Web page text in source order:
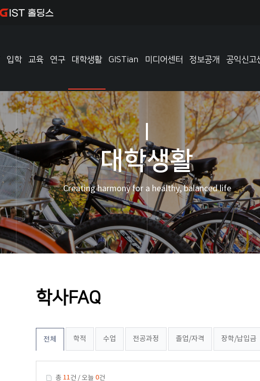
입학 교육 연구 대학생활 GISTian 미디어센터 정보공개 공익신고
대학생활
Creating harmony for a healthy, balanced life
학사FAQ
전체 학적 수업 전공과정 졸업/자격 장학/납입금
총 11건 / 오늘 0건